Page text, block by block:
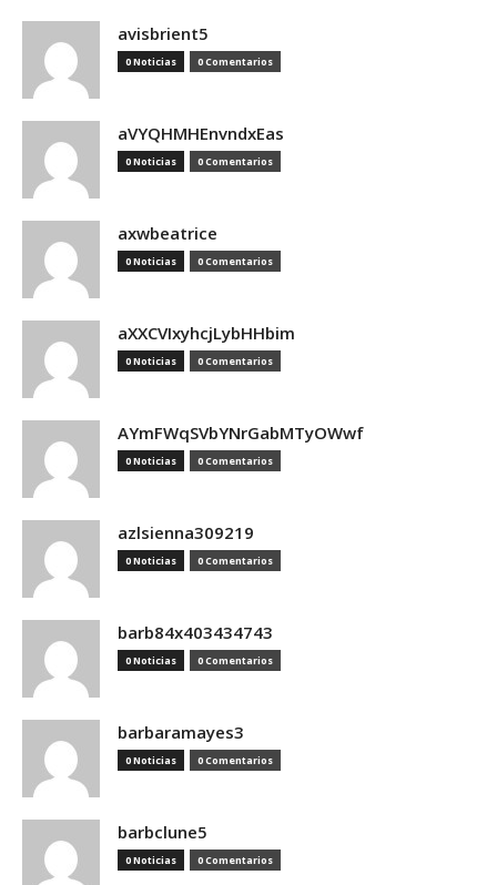
avisbrient5
0 Noticias 0 Comentarios
aVYQHMHEnvndxEas
0 Noticias 0 Comentarios
axwbeatrice
0 Noticias 0 Comentarios
aXXCVIxyhcjLybHHbim
0 Noticias 0 Comentarios
AYmFWqSVbYNrGabMTyOWwf
0 Noticias 0 Comentarios
azlsienna309219
0 Noticias 0 Comentarios
barb84x403434743
0 Noticias 0 Comentarios
barbaramayes3
0 Noticias 0 Comentarios
barbclune5
0 Noticias 0 Comentarios